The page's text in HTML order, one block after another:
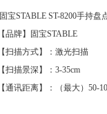
固宝STABLE ST-8200手持盘
【品牌】固宝STABLE
【扫描方式】：激光扫描
【扫描景深】：3-35cm
【通讯距离】：（最大）50-